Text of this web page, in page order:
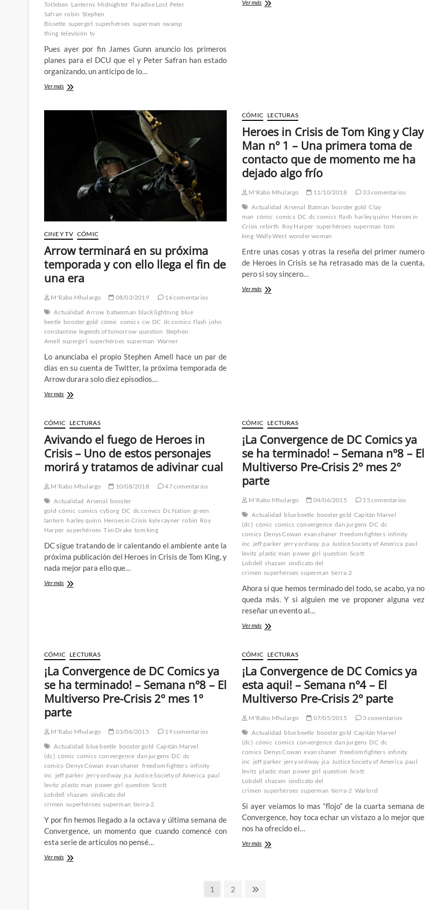
Totleben Lanterns Midnighter Paradise Lost Peter
Safran robin Stephen
Bissette supergirl superhéroes superman swamp
thing televisión tv
Pues ayer por fin James Gunn anuncio los primeros
planes para el DCU que el y Peter Safran han estado
organizando, un anticipo de lo…
Ver másYa
Safran)
Ver másBlue
cualquier
cosa
risa
CINE Y TV CÓMIC
Arrow terminará en su próxima
temporada y con ello llega el fin de
una era
M'Rabo Mhulargo 08/03/2019
16 comentarios
Actualidad Arrow batwoman black lightning blue
beetle booster gold cómic comics cw DC dc comics flash john
constantine legends of tomorrow question Stephen
Amell supergirl superhéroes superman Warner
Lo anunciaba el propio Stephen Amell hace un par de
días en su cuenta de Twitter, la próxima temporada de
Arrow durara solo diez episodios…
Ver másArrow
su
próxima
temporada
y
con
ello
el
de
una
era
CÓMIC LECTURAS
Heroes in Crisis de Tom King y Clay
Man nº 1 – Una primera toma de
contacto que de momento me ha
dejado algo frío
M'Rabo Mhulargo 11/10/2018
33 comentarios
Actualidad Arsenal Batman booster gold Clay
man cómic comics DC dc comics flash harley quinn Heroes in
Crisis rebirth Roy Harper superhéroes superman tom
king Wally West wonder woman
Entre unas cosas y otras la reseña del primer numero
de Heroes in Crisis se ha retrasado mas de la cuenta,
pero si soy sincero…
Ver másHeroes
de
contacto
que
de
momento
me
ha
algo
CÓMIC LECTURAS
Avivando el fuego de Heroes in
Crisis – Uno de estos personajes
morirá y tratamos de adivinar cual
M'Rabo Mhulargo 10/08/2018
47 comentarios
Actualidad Arsenal booster
gold cómic comics cyborg DC dc comics Dc Nation green
lantern harley quinn Heroes in Crisis kyle rayner robin Roy
Harper superhéroes Tim Drake tom king
DC sigue tratando de ir calentando el ambiente ante la
próxima publicación del Heroes in Crisis de Tom King, y
nada mejor para ello que…
Ver másAvivando
Uno
estos
personajes
y
tratamos
adivinar
CÓMIC LECTURAS
¡La Convergence de DC Comics ya
se ha terminado! – Semana nº8 – El
Multiverso Pre-Crisis 2º mes 2º
parte
M'Rabo Mhulargo 04/06/2015
15 comentarios
Actualidad blue beetle booster gold Capitán Marvel
(dc) cómic comics convergence dan jurgens DC dc
comics Denys Cowan evan shaner freedom fighters infinity
inc jeff parker jerry ordway jsa Justice Society of America paul
levitz plastic man power girl question Scott
Lobdell shazam sindicato del
crimen superhéroes superman tierra-2
Ahora sí que hemos terminado del todo, se acabo, ya no
queda más. Y si alguien me ve proponer alguna vez
reseñar un evento al…
Ver más¡La
DC
Comics
ya
ha
terminado!
Semana
–
El
Multiverso
Pre-
Crisis
2º
mes
parte
CÓMIC LECTURAS
¡La Convergence de DC Comics ya
se ha terminado! – Semana nº8 – El
Multiverso Pre-Crisis 2º mes 1º
parte
M'Rabo Mhulargo 03/06/2015
19 comentarios
Actualidad blue beetle booster gold Capitán Marvel
(dc) cómic comics convergence dan jurgens DC dc
comics Denys Cowan evan shaner freedom fighters infinity
inc jeff parker jerry ordway jsa Justice Society of America paul
levitz plastic man power girl question Scott
Lobdell shazam sindicato del
crimen superhéroes superman tierra-2
Y por fin hemos llegado a la octava y última semana de
Convergence, un momento que cuando comencé con
esta serie de artículos no pensé…
Ver más¡La
CÓMIC LECTURAS
¡La Convergence de DC Comics ya
esta aqui! – Semana nº4 – El
Multiverso Pre-Crisis 2º parte
M'Rabo Mhulargo 07/05/2015
3 comentarios
Actualidad blue beetle booster gold Capitán Marvel
(dc) cómic comics convergence dan jurgens DC dc
comics Denys Cowan evan shaner freedom fighters infinity
inc jeff parker jerry ordway jsa Justice Society of America paul
levitz plastic man power girl question Scott
Lobdell shazam sindicato del
crimen superhéroes superman tierra-2 Warlord
Si ayer veíamos lo mas “flojo” de la cuarta semana de
Convergence, hoy toca echar un vistazo a lo mejor que
nos ha ofrecido el…
Ver más¡La
Página
1 Página
2
Página